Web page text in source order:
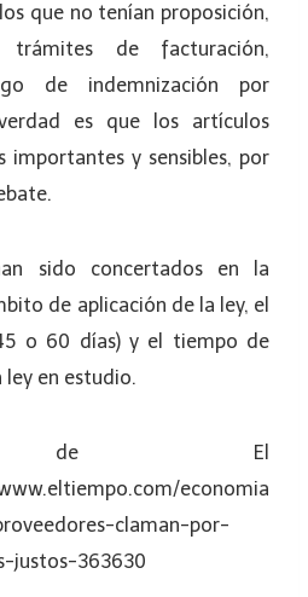
que no tenían proposición,
de facturación,
de indemnización por
es que los artículos
importantes y sensibles, por
sido concertados en la
de aplicación de la ley, el
o 60 días) y el tiempo de
en estudio.
de El
economia
claman-por-
justos-363630